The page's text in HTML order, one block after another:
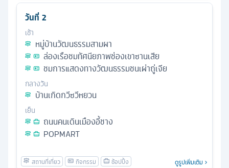
วันที่ 2
เช้า
หมู่บ้านวัฒนธรรมสามผา
ล่องเรือชมทัศนียภาพช่องเขาซานเสีย
ชมการแสดงทางวัฒนธรรมชนเผ่าถู่เจีย
กลางวัน
บ้านเกิดกวีซวีหยวน
เย็น
ถนนคนเดินเมืองอี้ชาง
POPMART
ดูรูปเพิ่มเติม